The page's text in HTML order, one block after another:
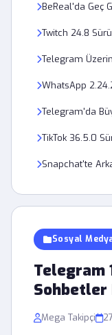
Sosyal
Telegram
Sohbetler
Mega Takipçi
BeReal'da Geç
Twitch 24.8
Telegram
WhatsApp
Telegram'da
TikTok 36.5.0
Snapchat'te